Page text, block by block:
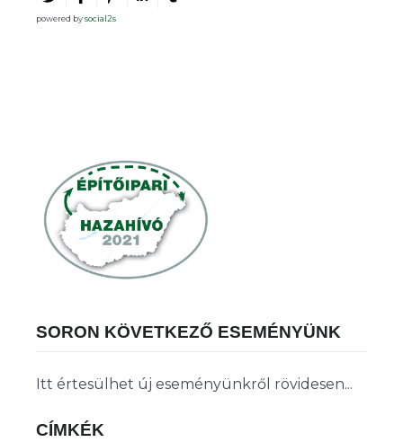
powered bysocial2s
SORON KÖVETKEZŐ ESEMÉNYÜNK
Itt értesülhet új eseményünkről rövidesen...
CÍMKÉK